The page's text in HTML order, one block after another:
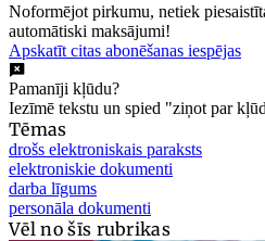
Noformējot pirkumu, netiek
automātiski maksājumi!
Apskatīt citas abonēšanas iespējas
Pamanīji kļūdu?
Iezīmē tekstu un spied "ziņot par
Tēmas
drošs elektroniskais paraksts
elektroniskie dokumenti
darba līgums
personāla dokumenti
Vēl no šīs rubrikas